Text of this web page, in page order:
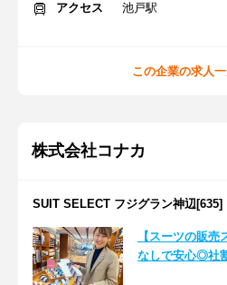
アクセス
池戸駅
この企業の求人
株式会社コナカ
SUIT SELECT フジグラン神辺[635]
【スーツの販
なしで安心◎社